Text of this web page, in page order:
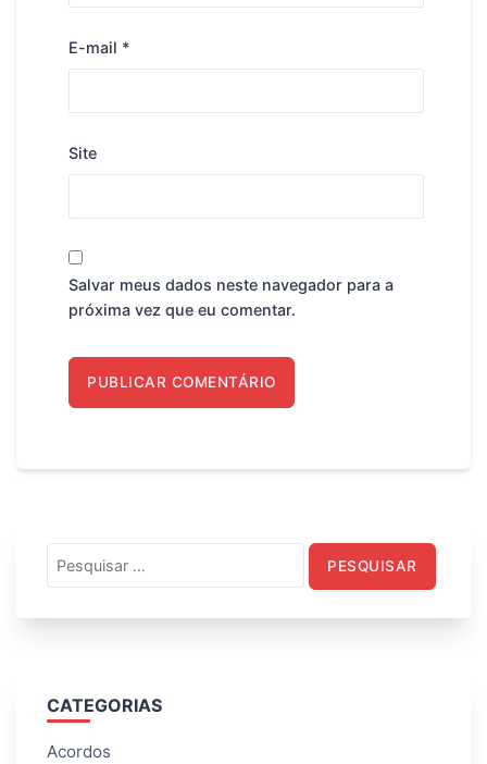
E-mail *
Site
Salvar meus dados neste navegador para a
próxima vez que eu comentar.
por:
CATEGORIAS
Acordos